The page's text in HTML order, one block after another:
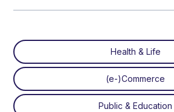
Health & Life
(e-)Commerce
Public & Education